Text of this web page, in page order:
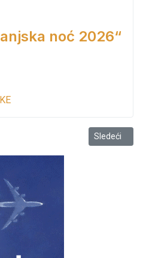
noć 2026“
Sledeći
Sledeći